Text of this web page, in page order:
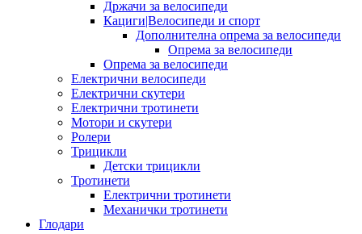
Држачи за велосипеди
Кациги|Велосипеди и спорт
Дополнителна опрема за велосипеди
Опрема за велосипеди
Опрема за велосипеди
Електрични велосипеди
Електрични скутери
Електрични тротинети
Мотори и скутери
Ролери
Трицикли
Детски трицикли
Тротинети
Електрични тротинети
Механички тротинети
Глодари